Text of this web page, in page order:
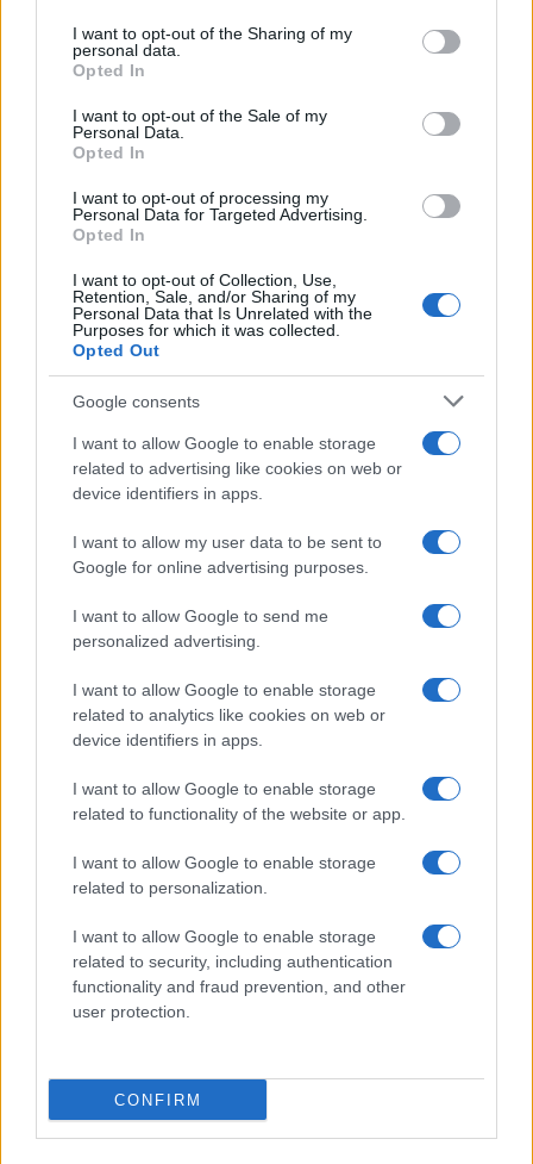
not limited to your visit or usage behaviour. You may click to
grant or deny consent to Google and its third-party tags to
use your data for below specified purposes in below Google
consent section.
I want to opt-out of the Sharing of my
personal data.
Opted In
I want to opt-out of the Sale of my
Personal Data.
Opted In
I want to opt-out of processing my
Personal Data for Targeted Advertising.
Opted In
I want to opt-out of Collection, Use,
Retention, Sale, and/or Sharing of my
Personal Data that Is Unrelated with the
Purposes for which it was collected.
Opted Out
Google consents
I want to allow Google to enable storage
related to advertising like cookies on web or
device identifiers in apps.
I want to allow my user data to be sent to
Google for online advertising purposes.
I want to allow Google to send me
personalized advertising.
I want to allow Google to enable storage
related to analytics like cookies on web or
device identifiers in apps.
I want to allow Google to enable storage
related to functionality of the website or app.
I want to allow Google to enable storage
related to personalization.
I want to allow Google to enable storage
related to security, including authentication
functionality and fraud prevention, and other
user protection.
CONFIRM
Fisconetplus: efficiënt fiscaal onderzoek voor professionals
Sanne De Vries · 26 jul 2026
CRYPTOKOERSEN
Prijs
(PAXG)
Kinza Babylon Staked BTC
(KBTC)
$83,270.00
Epoch Island
(EPOCH)
$0.032
Stride Staked Injective $16.46
JDB